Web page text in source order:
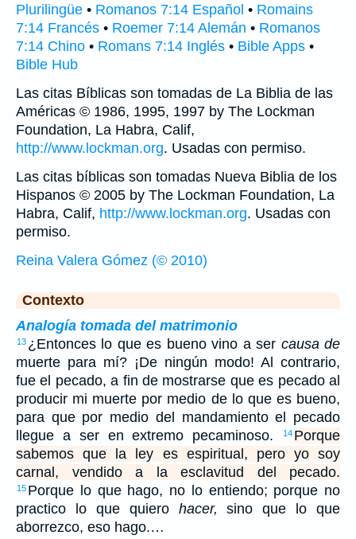
Plurilingüe • Romanos 7:14 Español • Romains
7:14 Francés • Roemer 7:14 Alemán • Romanos
7:14 Chino • Romans 7:14 Inglés • Bible Apps •
Bible Hub
Las citas Bíblicas son tomadas de La Biblia de las
Américas © 1986, 1995, 1997 by The Lockman
Foundation, La Habra, Calif,
http://www.lockman.org. Usadas con permiso.
Las citas bíblicas son tomadas Nueva Biblia de los
Hispanos © 2005 by The Lockman Foundation, La
Habra, Calif, http://www.lockman.org. Usadas con
permiso.
Reina Valera Gómez (© 2010)
Contexto
Analogía tomada del matrimonio
13 ¿Entonces lo que es bueno vino a ser causa de
muerte para mí? ¡De ningún modo! Al contrario,
fue el pecado, a fin de mostrarse que es pecado al
producir mi muerte por medio de lo que es bueno,
para que por medio del mandamiento el pecado
llegue a ser en extremo pecaminoso.
14 Porque
sabemos que la ley es espiritual, pero yo soy
carnal, vendido a la esclavitud del pecado.
15 Porque lo que hago, no lo entiendo; porque no
practico lo que quiero hacer, sino que lo que
aborrezco, eso hago.…